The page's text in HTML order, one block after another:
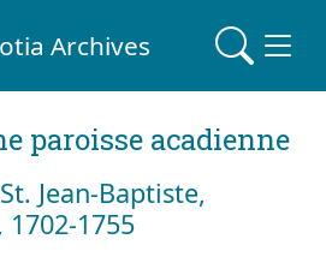
Archives
paroisse acadienne
Jean-Baptiste,
1755